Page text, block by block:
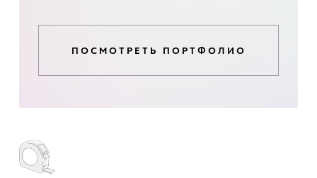
ПОСМОТРЕТЬ ПОРТФОЛИО